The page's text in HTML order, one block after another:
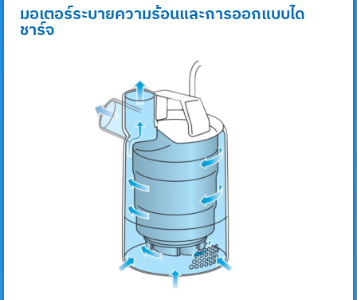
มอเตอร์ระบายความร้อนและการออกแบบได
ชาร์จ